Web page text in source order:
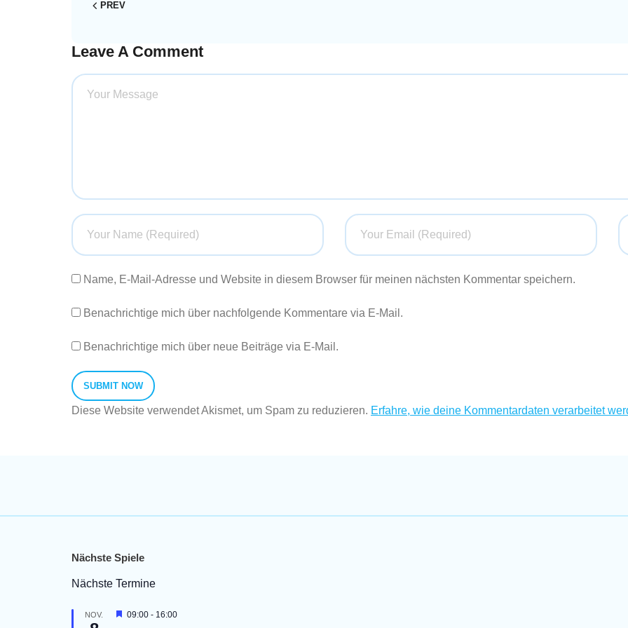
PREV
Leave A Comment
Name, E-Mail-Adresse und Website in diesem Browser für meinen nächsten Kommentar speichern.
Benachrichtige mich über nachfolgende Kommentare via E-Mail.
Benachrichtige mich über neue Beiträge via E-Mail.
Diese Website verwendet Akismet, um Spam zu reduzieren. Erfahre, wie deine Kommentardaten verarbeitet
Nächste Spiele
Nächste Termine
NOV.
H
09:00 - 16:00